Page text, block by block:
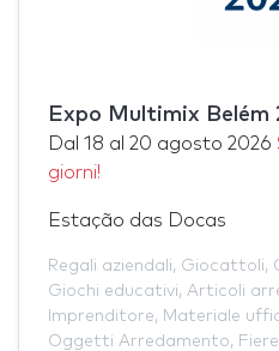
Expo Multimix Belém
Dal 18 al 20 agosto 2026
giorni!
Estação das Docas
Regali aziendali, Giocattoli,
Giochi educativi, Articoli
Imprenditore, Materiale
Oggetti Arredamento,